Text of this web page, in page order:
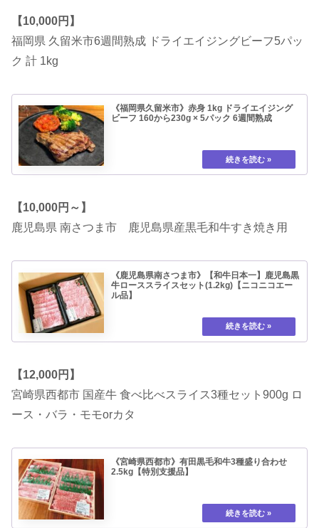
【10,000円】
福岡県 久留米市6週間熟成 ドライエイジングビーフ5パッ
ク 計 1kg
《福岡県久留米市》赤身 1kg ドライエイジング
ビーフ 160から230g × 5パック 6週間熟成
【10,000円～】
鹿児島県 南さつま市 鹿児島県産黒毛和牛すき焼き用
《鹿児島県南さつま市》【和牛日本一】鹿児島黒
牛ローススライスセット(1.2kg)【ニコニコエー
ル品】
【12,000円】
宮崎県西都市 国産牛 食べ比べスライス3種セット900g ロ
ース・バラ・モモorカタ
《宮崎県西都市》有田黒毛和牛3種盛り合わせ
2.5kg【特別支援品】